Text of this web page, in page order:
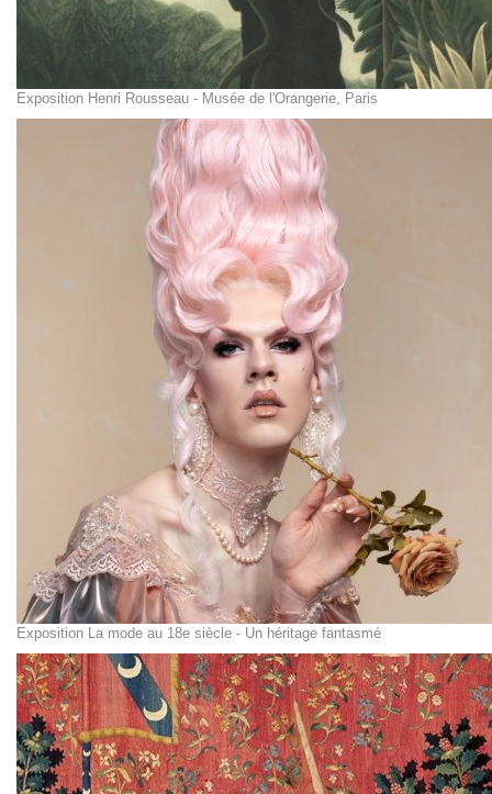
Exposition Henri Rousseau - Musée de l'Orangerie, Paris
Exposition La mode au 18e siècle - Un héritage fantasmé